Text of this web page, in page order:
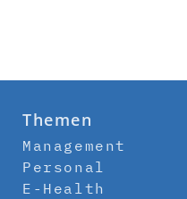
Themen
Management
Personal
E-Health